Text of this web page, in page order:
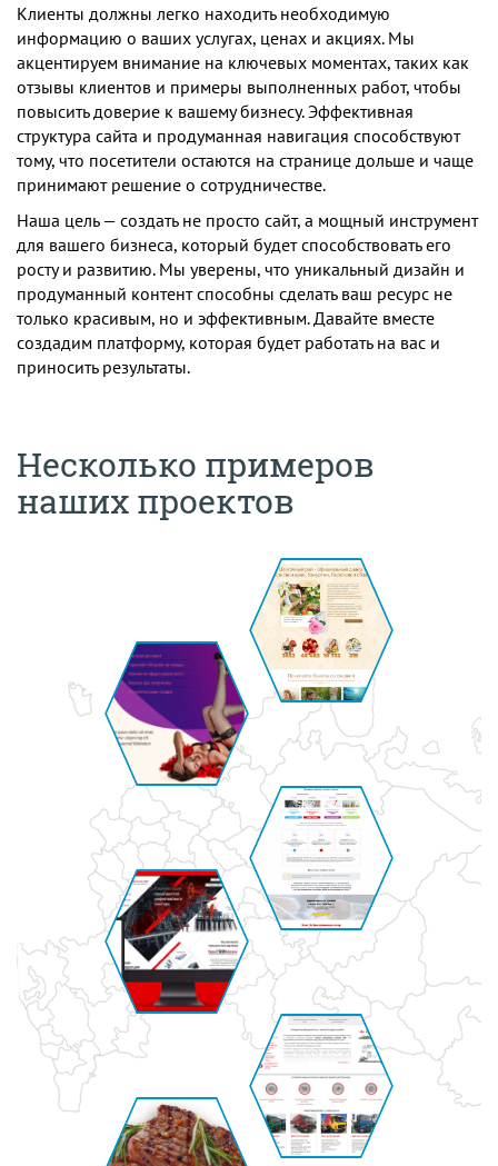
Клиенты должны легко находить необходимую
информацию о ваших услугах, ценах и акциях. Мы
акцентируем внимание на ключевых моментах, таких как
отзывы клиентов и примеры выполненных работ, чтобы
повысить доверие к вашему бизнесу. Эффективная
структура сайта и продуманная навигация способствуют
тому, что посетители остаются на странице дольше и чаще
принимают решение о сотрудничестве.
Наша цель — создать не просто сайт, а мощный инструмент
для вашего бизнеса, который будет способствовать его
росту и развитию. Мы уверены, что уникальный дизайн и
продуманный контент способны сделать ваш ресурс не
только красивым, но и эффективным. Давайте вместе
создадим платформу, которая будет работать на вас и
приносить результаты.
Несколько примеров
наших проектов